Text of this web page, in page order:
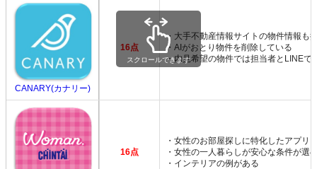
CANARY(カナリー)
16点
・大手不動産情報サイトの物件情報も
・AIがおとり物件を削除している
・内見希望の物件では担当者とLINEで
16点
・女性のお部屋探しに特化したアプリ
・女性の一人暮らしが安心な条件が選
・インテリアの例がある
スクロールできます